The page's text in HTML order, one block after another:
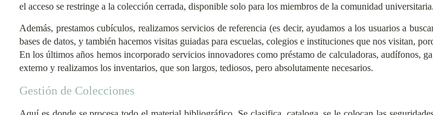
el acceso se restringe a la colección cerrada, disponible solo para los miembros de la comunidad universitaria.
Además, prestamos cubículos, realizamos servicios de referencia (es decir, ayudamos a los usuarios a
bases de datos, y también hacemos visitas guiadas para escuelas, colegios e instituciones que nos visitan,
En los últimos años hemos incorporado servicios innovadores como préstamo de calculadoras, audífonos,
externo y realizamos los inventarios, que son largos, tediosos, pero absolutamente necesarios.
Gestión de Colecciones